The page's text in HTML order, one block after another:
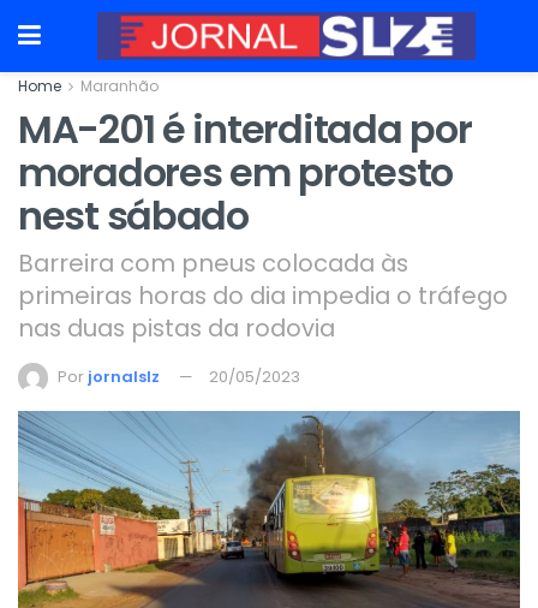
Home Maranhão
MA-201 é interditada por
moradores em protesto
nest sábado
Barreira com pneus colocada às
primeiras horas do dia impedia o tráfego
nas duas pistas da rodovia
Por jornalslz 20/05/2023